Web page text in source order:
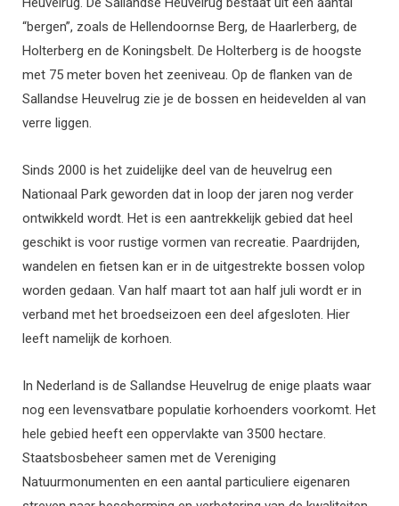
“bergen”, zoals de Hellendoornse Berg, de Haarlerberg, de
Holterberg en de Koningsbelt. De Holterberg is de hoogste
met 75 meter boven het zeeniveau. Op de flanken van de
Sallandse Heuvelrug zie je de bossen en heidevelden al van
verre liggen.
Sinds 2000 is het zuidelijke deel van de heuvelrug een
Nationaal Park geworden dat in loop der jaren nog verder
ontwikkeld wordt. Het is een aantrekkelijk gebied dat heel
geschikt is voor rustige vormen van recreatie. Paardrijden,
wandelen en fietsen kan er in de uitgestrekte bossen volop
worden gedaan. Van half maart tot aan half juli wordt er in
verband met het broedseizoen een deel afgesloten. Hier
leeft namelijk de korhoen.
In Nederland is de Sallandse Heuvelrug de enige plaats waar
nog een levensvatbare populatie korhoenders voorkomt. Het
hele gebied heeft een oppervlakte van 3500 hectare.
Staatsbosbeheer samen met de Vereniging
Natuurmonumenten en een aantal particuliere eigenaren